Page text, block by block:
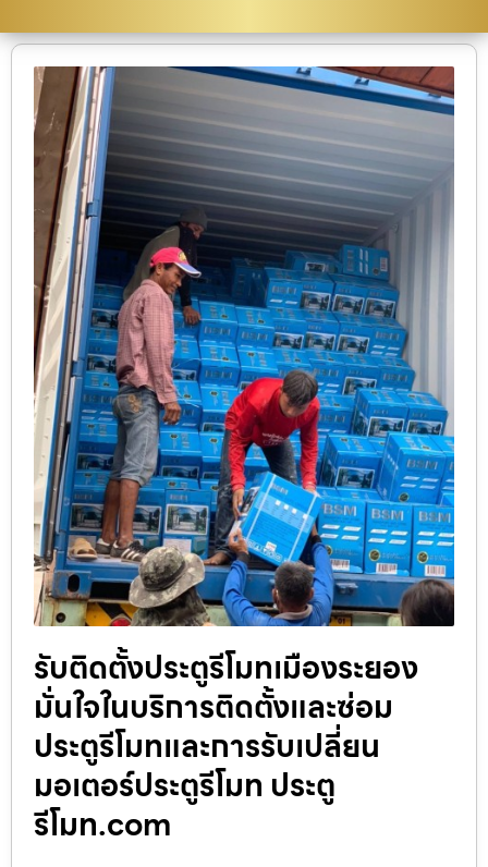
รับติดตั้งประตูรีโมทเมืองระยอง
มั่นใจในบริการติดตั้งและซ่อม
ประตูรีโมทและการรับเปลี่ยน
มอเตอร์ประตูรีโมท ประตู
รีโมท.com